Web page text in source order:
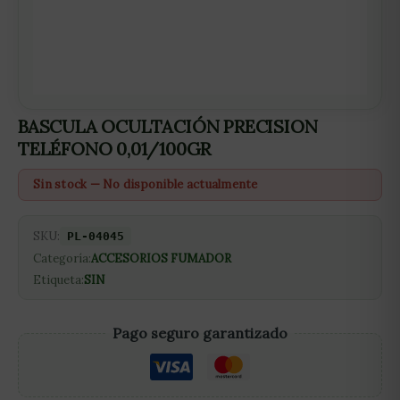
BASCULA OCULTACIÓN PRECISION
TELÉFONO 0,01/100GR
Sin stock — No disponible actualmente
SKU: PL-04045
Categoría:ACCESORIOS FUMADOR
Etiqueta:SIN
Pago seguro garantizado